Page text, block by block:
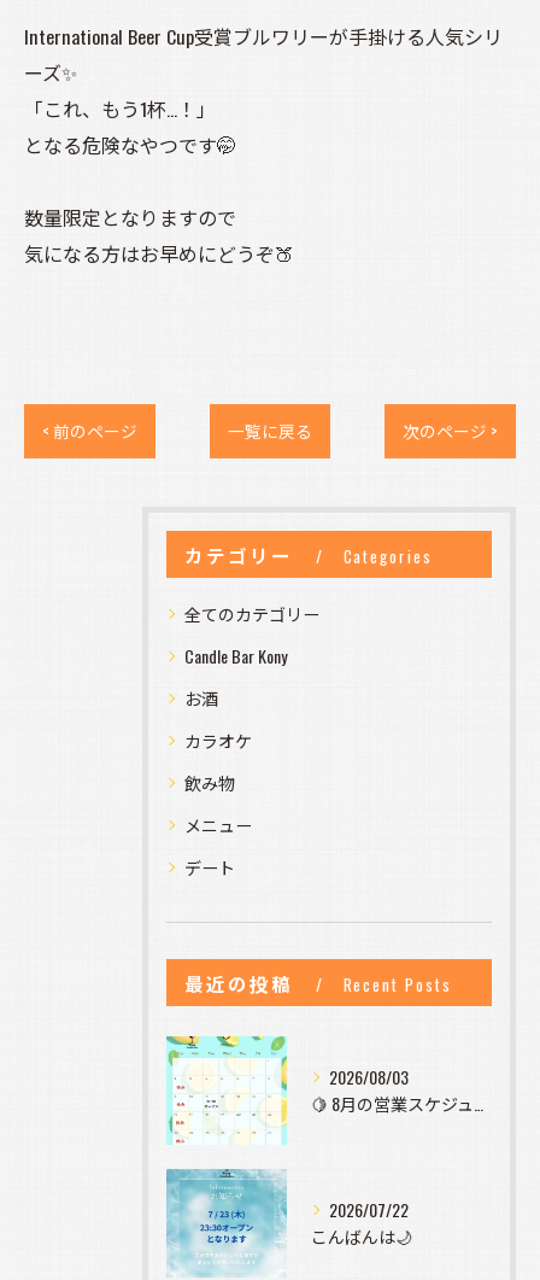
International Beer Cup受賞ブルワリーが手掛ける人気シリ
ーズ✨
「これ、もう1杯…！」
となる危険なやつです🤭
数量限定となりますので
気になる方はお早めにどうぞ🍑
< 前のページ 一覧に戻る 次のページ >
カテゴリー Categories
全てのカテゴリー
Candle Bar Kony
お酒
カラオケ
飲み物
メニュー
デート
最近の投稿 Recent Posts
2026/08/03
2026/07/22
こんばんは🌙